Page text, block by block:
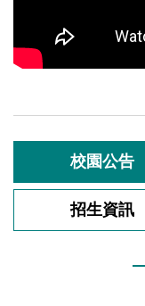
校園公告
招生資訊